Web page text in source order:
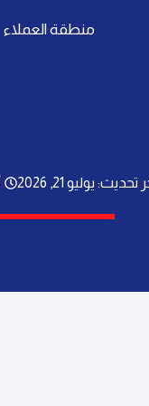
منطقة العملاء
تحديث: يوليو 21, 2026